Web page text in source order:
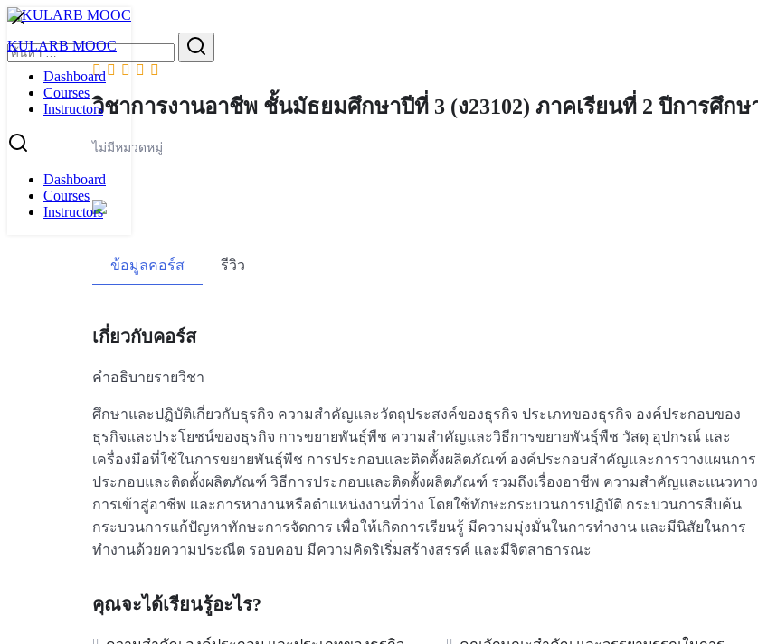
Skip
content
KULARB MOOC
Dashboard
Courses
Instructors
Dashboard
Courses
Instructors
Search
for:
วิชาการงานอาชีพ ชั้นมัธยมศึกษาปีที่ 3 (ง23102) ภาคเรียนที่ 2 ปีการศึกษ
ไม่มีหมวดหมู่
ข้อมูลคอร์ส รีวิว
เกี่ยวกับคอร์ส
คำอธิบายรายวิชา
ศึกษาและปฏิบัติเกี่ยวกับธุรกิจ ความสำคัญและวัตถุประสงค์ของธุรกิจ ประเภทของธุรกิจ องค์ประกอบของ
ธุรกิจและประโยชน์ของธุรกิจ การขยายพันธุ์พืช ความสำคัญและวิธีการขยายพันธุ์พืช วัสดุ อุปกรณ์ และ
เครื่องมือที่ใช้ในการขยายพันธุ์พืช การประกอบและติดตั้งผลิตภัณฑ์ องค์ประกอบสำคัญและการวางแผนการ
ประกอบและติดตั้งผลิตภัณฑ์ วิธีการประกอบและติดตั้งผลิตภัณฑ์ รวมถึงเรื่องอาชีพ ความสำคัญและแนวทาง
การเข้าสู่อาชีพ และการหางานหรือตำแหน่งงานที่ว่าง โดยใช้ทักษะกระบวนการปฏิบัติ กระบวนการสืบค้น
กระบวนการแก้ปัญหาทักษะการจัดการ เพื่อให้เกิดการเรียนรู้ มีความมุ่งมั่นในการทำงาน และมีนิสัยในการ
ทำงานด้วยความประณีต รอบคอบ มีความคิดริเริ่มสร้างสรรค์ และมีจิตสาธารณะ
คุณจะได้เรียนรู้อะไร?